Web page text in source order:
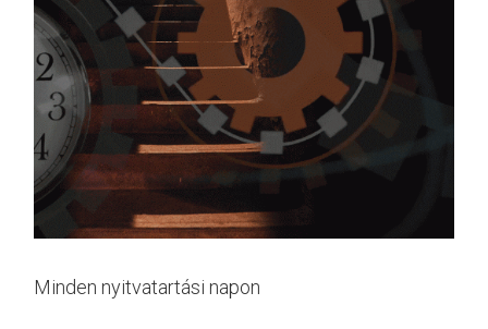
Minden nyitvatartási napon